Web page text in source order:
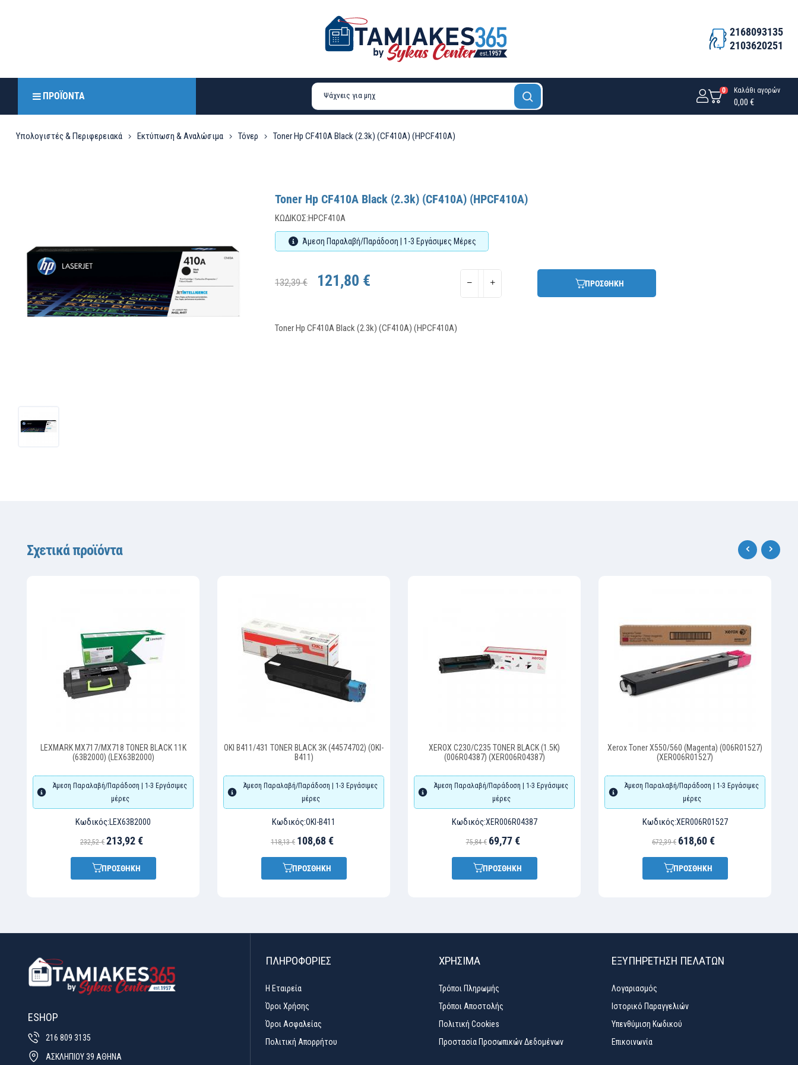
2168093135
2103620251
ΠΡΟΪΌΝΤΑ
0 Καλάθι αγορών
0,00 €
Υπολογιστές & Περιφερειακά Εκτύπωση & Αναλώσιμα Τόνερ Toner Hp CF410A Black (2.3k) (CF410A) (HPCF410A)
Toner Hp CF410A Black (2.3k) (CF410A) (HPCF410A)
ΚΩΔΙΚΌΣ:HPCF410A
Άμεση Παραλαβή/Παράδοση | 1-3 Εργάσιμες Μέρες
132,39 € 121,80 € ΠΡΟΣΘΗΚΗ
Toner Hp CF410A Black (2.3k) (CF410A) (HPCF410A)
Σχετικά προϊόντα
LEXMARK MX717/MX718 TONER BLACK 11K
(63B2000) (LEX63B2000)
Άμεση Παραλαβή/Παράδοση | 1-3 Εργάσιμες
μέρες
Κωδικός:LEX63B2000
232,52 € 213,92 €
ΠΡΟΣΘΗΚΗ
OKI B411/431 TONER BLACK 3K (44574702) (OKI-
B411)
Άμεση Παραλαβή/Παράδοση | 1-3 Εργάσιμες
μέρες
Κωδικός:OKI-B411
118,13 € 108,68 €
ΠΡΟΣΘΗΚΗ
XEROX C230/C235 TONER BLACK (1.5K)
(006R04387) (XER006R04387)
Άμεση Παραλαβή/Παράδοση | 1-3 Εργάσιμες
μέρες
Κωδικός:XER006R04387
75,84 € 69,77 €
ΠΡΟΣΘΗΚΗ
Xerox Toner X550/560 (Magenta) (006R01527)
(XER006R01527)
Άμεση Παραλαβή/Παράδοση | 1-3 Εργάσιμες
μέρες
Κωδικός:XER006R01527
672,39 € 618,60 €
ΠΡΟΣΘΗΚΗ
ESHOP
216 809 3135
ΑΣΚΛΗΠΙΟΥ 39 ΑΘΗΝΑ
ΠΛΗΡΟΦΟΡΙΕΣ
Η Εταιρεία
Όροι Χρήσης
Όροι Ασφαλείας
Πολιτική Απορρήτου
ΧΡΉΣΙΜΑ
Τρόποι Πληρωμής
Τρόποι Αποστολής
Πολιτική Cookies
Προστασία Προσωπικών Δεδομένων
ΕΞΥΠΗΡΈΤΗΣΗ ΠΕΛΑΤΏΝ
Λογαριασμός
Ιστορικό Παραγγελιών
Υπενθύμιση Κωδικού
Επικοινωνία